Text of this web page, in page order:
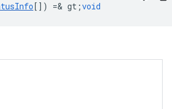
[]) =& gt;void